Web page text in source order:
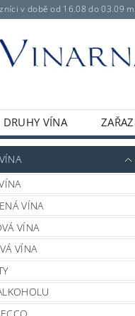
v době od 16.08 do 03.09
DRUHY VÍNA
VÍNA
VÍNA
VÍNA